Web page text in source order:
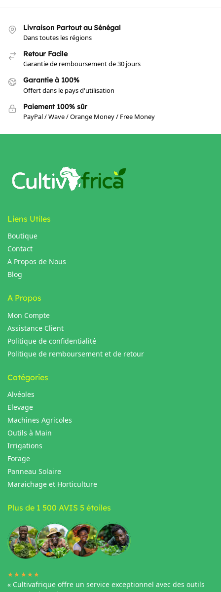
Livraison Partout au Sénégal
Dans toutes les régions
Retour Facile
Garantie de remboursement de 30 jours
Garantie à 100%
Offert dans le pays d'utilisation
Paiement 100% sûr
PayPal / Wave / Orange Money / Free Money
Liens Utiles
Boutique
Contact
A Propos de Nous
Blog
A Propos
Mon Compte
Assistance Client
Politique de confidentialité
Politique de remboursement et de retour
Catégories
Alvéoles
Elevage
Machines Agricoles
Outils à Main
Irrigations
Forage
Panneau Solaire
Maraichage et Horticulture
Plus de 1 500 AVIS 5 étoiles
★★★★★
« Cultivafrique offre un service exceptionnel avec des outils